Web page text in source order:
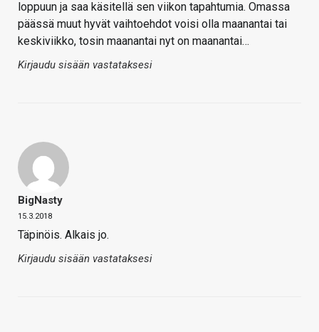
loppuun ja saa käsitellä sen viikon tapahtumia. Omassa
päässä muut hyvät vaihtoehdot voisi olla maanantai tai
keskiviikko, tosin maanantai nyt on maanantai…
Kirjaudu sisään vastataksesi
BigNasty
15.3.2018
Täpinöis. Alkais jo.
Kirjaudu sisään vastataksesi